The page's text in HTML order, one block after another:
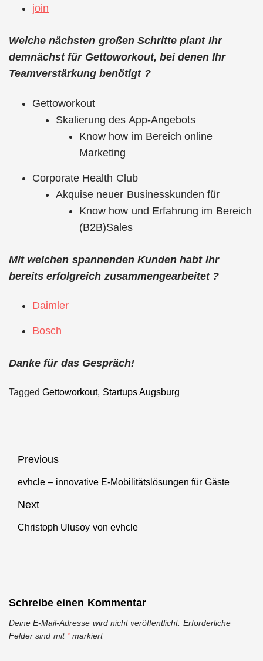
join
Welche nächsten großen Schritte plant Ihr
demnächst für Gettoworkout, bei denen Ihr
Teamverstärkung benötigt ?
Gettoworkout
Skalierung des App-Angebots
Know how im Bereich online
Marketing
Corporate Health Club
Akquise neuer Businesskunden für
Know how und Erfahrung im Bereich
(B2B)Sales
Mit welchen spannenden Kunden habt Ihr
bereits erfolgreich zusammengearbeitet ?
Daimler
Bosch
Danke für das Gespräch!
TaggedGettoworkout, Startups Augsburg
Beitragsnavigation
Previous
Previous
evhcle – innovative E-Mobilitätslösungen für Gäste
Next
Next
Christoph Ulusoy von evhcle
Schreibe einen Kommentar
Deine E-Mail-Adresse wird nicht veröffentlicht. Erforderliche
Felder sind mit *markiert